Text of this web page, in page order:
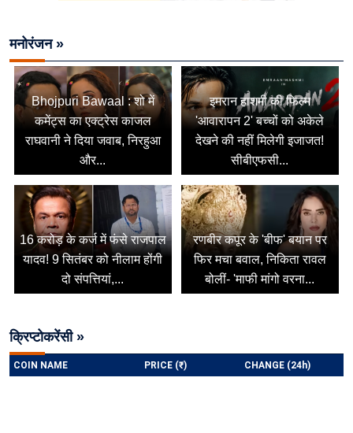
मनोरंजन »
Bhojpuri Bawaal : शो में
कमेंट्स का एक्ट्रेस काजल
राघवानी ने दिया जवाब, निरहुआ
और...
इमरान हाशमी की फिल्म
'आवारापन 2' बच्चों को अकेले
देखने की नहीं मिलेगी इजाजत!
सीबीएफसी...
16 करोड़ के कर्ज में फंसे राजपाल
यादव! 9 सितंबर को नीलाम होंगी
दो संपत्तियां,...
रणबीर कपूर के 'बीफ' बयान पर
फिर मचा बवाल, निकिता रावल
बोलीं- 'माफी मांगो वरना...
क्रिप्टोकरेंसी »